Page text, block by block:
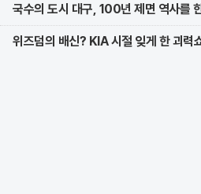
국수의 도시 대구, 100년 제면 역사를
위즈덤의 배신? KIA 시절 잊게 한 괴력